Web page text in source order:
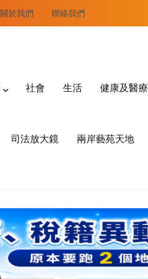
關於我們 聯絡我們
社會 生活 健康及醫療
司法放大鏡 兩岸藝苑天地